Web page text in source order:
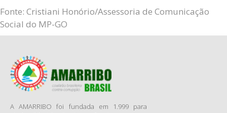
Fonte: Cristiani Honório/Assessoria de Comunicação
Social do MP-GO
A AMARRIBO foi fundada em 1.999 para